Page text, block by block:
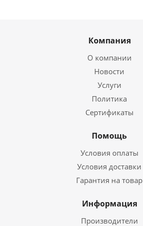
Компания
О компании
Новости
Услуги
Политика
Сертификаты
Помощь
Условия оплаты
Условия доставки
Гарантия на товар
Информация
Производители